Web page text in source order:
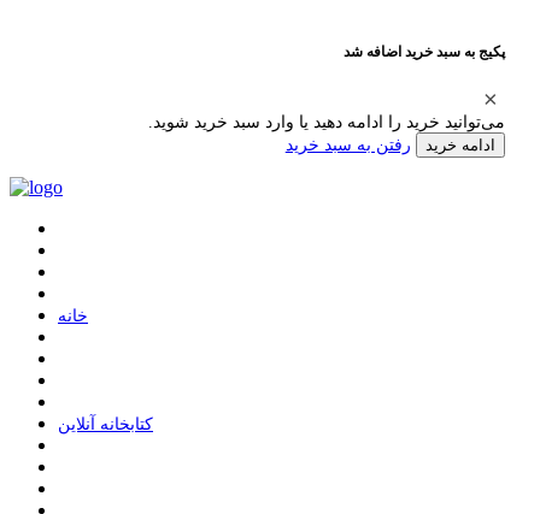
پکیج به سبد خرید اضافه شد
می‌توانید خرید را ادامه دهید یا وارد سبد خرید شوید.
ادامه خرید رفتن به سبد خرید
ﺧﺎﻧﻪ
ﮐﺘﺎﺑﺨﺎﻧﻪ ﺁﻧﻼﯾﻦ